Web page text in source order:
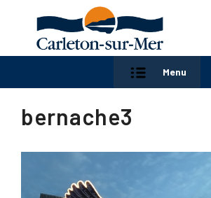
Menu
bernache3